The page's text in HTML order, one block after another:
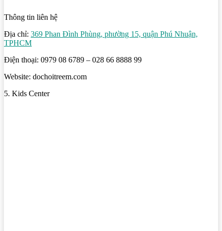
Thông tin liên hệ
Địa chỉ: 369 Phan Đình Phùng, phường 15, quận Phú Nhuận,
TPHCM
Điện thoại: 0979 08 6789 – 028 66 8888 99
Website: dochoitreem.com
5. Kids Center